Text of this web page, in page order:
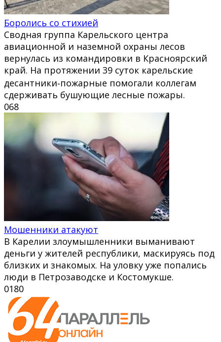
Боролись со стихией
Сводная группа Карельского центра
авиационной и наземной охраны лесов
вернулась из командировки в Красноярский
край. На протяжении 39 суток карельские
десантники‑пожарные помогали коллегам
сдерживать бушующие лесные пожары.
068
Мошенники атакуют
В Карелии злоумышленники выманивают
деньги у жителей республики, маскируясь под
близких и знакомых. На уловку уже попались
люди в Петрозаводске и Костомукше.
0180